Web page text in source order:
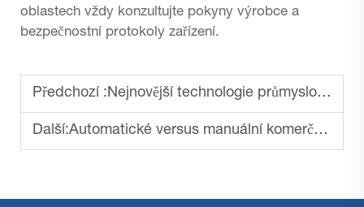
oblastech vždy konzultujte pokyny výrobce a
bezpečnostní protokoly zařízení.
Předchozí : Nejnovější technologie průmyslových čisticích strojů na podlahy
Další:Automatické versus manuální komerční čističe podlah